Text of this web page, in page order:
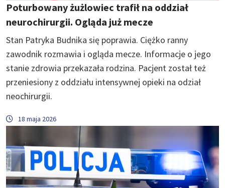
Poturbowany żużlowiec trafił na oddział
neurochirurgii. Ogląda już mecze
Stan Patryka Budnika się poprawia. Ciężko ranny
zawodnik rozmawia i ogląda mecze. Informacje o jego
stanie zdrowia przekazała rodzina. Pacjent został też
przeniesiony z oddziału intensywnej opieki na odział
neochirurgii.
18 maja 2026